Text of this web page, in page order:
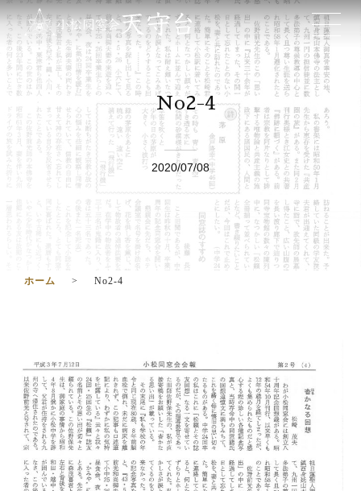
No2-4
2020/07/08
ホーム No2-4